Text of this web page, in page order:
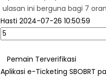
ulasan ini berguna bagi 7
Hasti 2024-07-26 10:50:59
Pemain Terverifikasi
Aplikasi e-Ticketing SBOBRT